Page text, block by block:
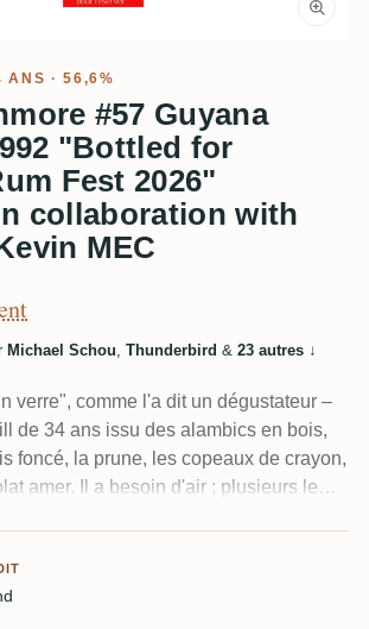
ANS · 56,6%
#57 Guyana
"Bottled for
Fest 2026"
collaboration with
MEC
Michael Schou, Thunderbird & 23 autres ↓
verre", comme l'a dit un dégustateur –
de 34 ans issu des alambics en bois,
foncé, la prune, les copeaux de crayon,
amer. Il a besoin d'air ; plusieurs le
45 minutes à deux heures avant qu'il
La plupart le considèrent comme l'un
qu'ils ont goûtés.